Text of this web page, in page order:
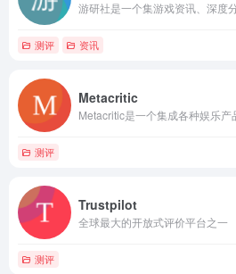
测评 资讯
Metacritic
Metacritic是一个集成各种娱乐产
测评
Trustpilot
全球最大的开放式评价平台之一
测评